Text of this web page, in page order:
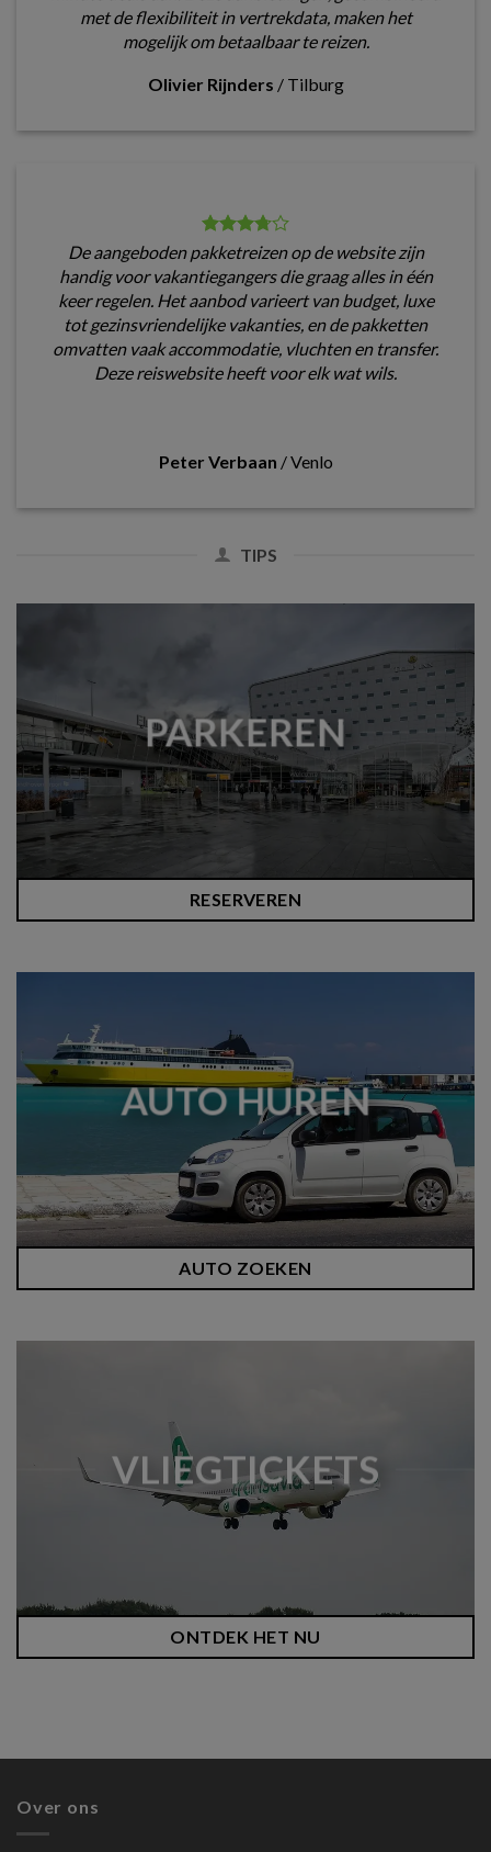
met de flexibiliteit in vertrekdata, maken het
mogelijk om betaalbaar te reizen.
Olivier Rijnders / Tilburg
De aangeboden pakketreizen op de website zijn
handig voor vakantiegangers die graag alles in één
keer regelen. Het aanbod varieert van budget, luxe
tot gezinsvriendelijke vakanties, en de pakketten
omvatten vaak accommodatie, vluchten en transfer.
Deze reiswebsite heeft voor elk wat wils.
Peter Verbaan /Venlo
TIPS
PARKEREN
RESERVEREN
AUTO HUREN
AUTO ZOEKEN
VLIEGTICKETS
ONTDEK HET NU
Over ons